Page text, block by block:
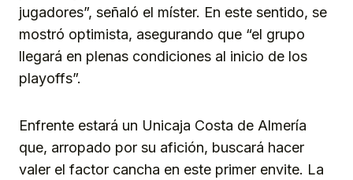
jugadores”, señaló el míster. En este sentido, se
mostró optimista, asegurando que “el grupo
llegará en plenas condiciones al inicio de los
playoffs”.
Enfrente estará un Unicaja Costa de Almería
que, arropado por su afición, buscará hacer
valer el factor cancha en este primer envite. La